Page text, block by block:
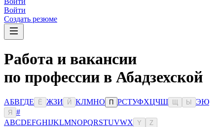
Войти
Создать резюме
Работа и вакансии
по профессии в Абадзехской
АБВГДЕ Ё ЖЗИ Й КЛМНО П РСТУФХЦЧШ Ы ЭЮ
Я
#
ABCDEFGHIJKLMNOPQRSTUVWX Y Z